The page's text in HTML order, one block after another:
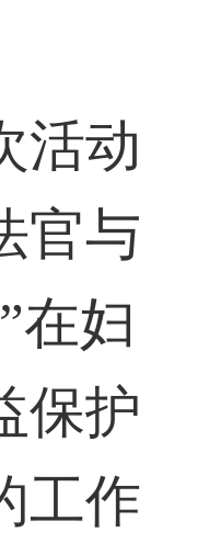
动
官与
在妇
保护
工作